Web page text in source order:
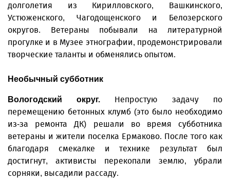
долголетия из Кирилловского, Вашкинского,
Устюженского, Чагодощенского и Белозерского
округов. Ветераны побывали на литературной
прогулке и в Музее этнографии, продемонстрировали
творческие таланты и обменялись опытом.
Необычный субботник
Вологодский округ. Непростую задачу по
перемещению бетонных клумб (это было необходимо
из-за ремонта ДК) решали во время субботника
ветераны и жители поселка Ермаково. После того как
благодаря смекалке и технике результат был
достигнут, активисты перекопали землю, убрали
сорняки, высадили рассаду.